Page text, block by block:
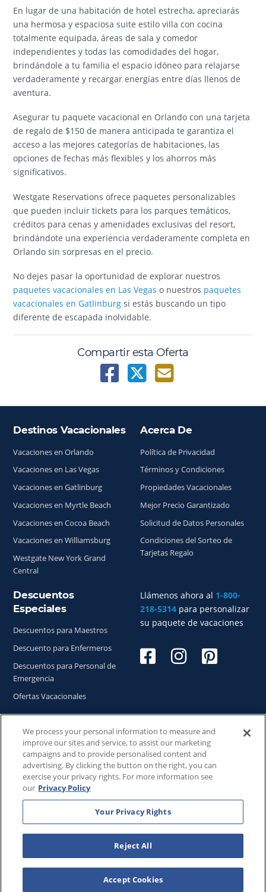
En lugar de una habitación de hotel estrecha, apreciarás
una hermosa y espaciosa suite estilo villa con cocina
totalmente equipada, áreas de sala y comedor
independientes y todas las comodidades del hogar,
brindándole a tu familia el espacio idóneo para relajarse
verdaderamente y recargar energías entre días llenos de
aventura.
Asegurar tu paquete vacacional en Orlando con una tarjeta
de regalo de $150 de manera anticipada te garantiza el
acceso a las mejores categorías de habitaciones, las
opciones de fechas más flexibles y los ahorros más
significativos.
Westgate Reservations ofrece paquetes personalizables
que pueden incluir tickets para los parques temáticos,
créditos para cenas y amenidades exclusivas del resort,
brindándote una experiencia verdaderamente completa en
Orlando sin sorpresas en el precio.
No dejes pasar la oportunidad de explorar nuestros
paquetes vacacionales en Las Vegas o nuestros paquetes
vacacionales en Gatlinburg si estás buscando un tipo
diferente de escapada inolvidable.
Compartir esta Oferta
Índice del sitio
Llámenos ahora al 1-800-
218-5314 para personalizar
su paquete de vacaciones
Destinos Vacacionales
Vacaciones en Orlando
Vacaciones en Las Vegas
Vacaciones en Gatlinburg
Vacaciones en Myrtle Beach
Vacaciones en Cocoa Beach
Vacaciones en Williamsburg
Westgate New York Grand
Central
Acerca De
Política de Privacidad
Términos y Condiciones
Propiedades Vacacionales
Mejor Precio Garantizado
Solicitud de Datos Personales
Condiciones del Sorteo de
Tarjetas Regalo
Descuentos
Especiales
Descuentos para Maestros
Descuento para Enfermeros
Descuentos para Personal de
Emergencia
Ofertas Vacacionales
Copyright © 2026WestgateReservations.com
subsidiario deCFI
SeaWorld y todas las marcas y elementos relacionados TM
2026 Walt Disney World.
Universal y todas las marcas y elementos relacionados TM
& © 2026 Universal Studios. Todos los derechos reservados.
The Wizarding World of Harry Potter™️ - Ministry of Magic™️ :
™️ Warner Bros. Entertainment Inc. Publishing Rights ©️ J.K.
We process your personal information to measure and
improve our sites and service, to assist our marketing
campaigns and to provide personalised content and
advertising. By clicking the button on the right, you can
exercise your privacy rights. For more information see
our Privacy Policy
Your Privacy Rights
Reject All
Accept Cookies